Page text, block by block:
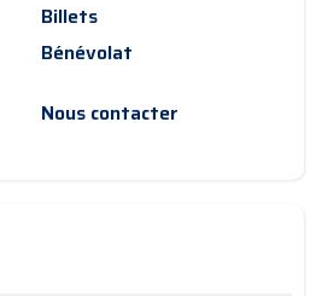
Billets
Bénévolat
Nous contacter